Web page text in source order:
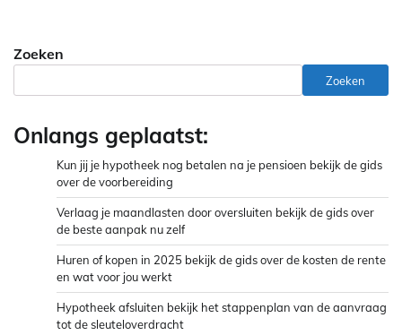
Zoeken
Zoeken
Onlangs geplaatst:
Kun jij je hypotheek nog betalen na je pensioen bekijk de gids
over de voorbereiding
Verlaag je maandlasten door oversluiten bekijk de gids over
de beste aanpak nu zelf
Huren of kopen in 2025 bekijk de gids over de kosten de rente
en wat voor jou werkt
Hypotheek afsluiten bekijk het stappenplan van de aanvraag
tot de sleuteloverdracht